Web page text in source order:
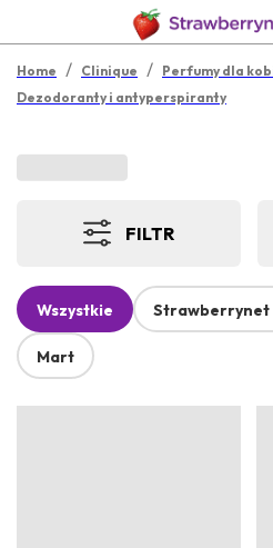
Home / Clinique / Perfumy dla
Dezodoranty i antyperspiranty
FILTR
Wszystkie
Mart